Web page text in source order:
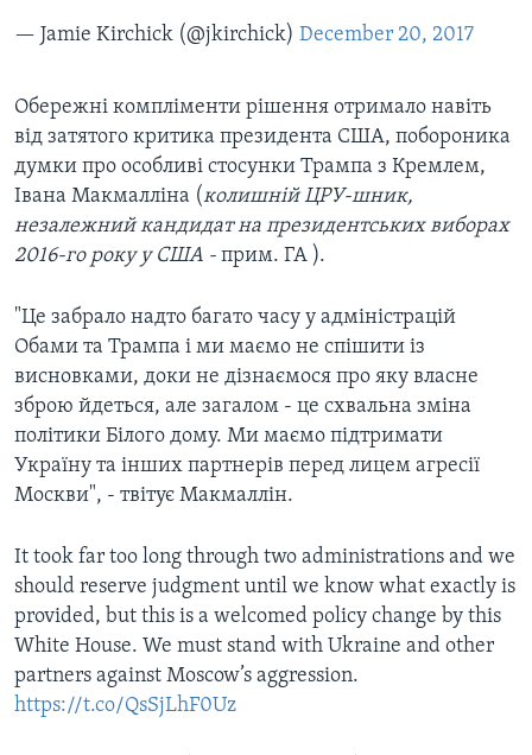
— Jamie Kirchick (@jkirchick) December 20, 2017
Обережні компліменти рішення отримало навіть
від затятого критика президента США, побороника
думки про особливі стосунки Трампа з Кремлем,
Івана Макмалліна (колишній ЦРУ-шник,
незалежний кандидат на президентських виборах
2016-го року у США - прим. ГА ).
"Це забрало надто багато часу у адміністрацій
Обами та Трампа і ми маємо не спішити із
висновками, доки не дізнаємося про яку власне
зброю йдеться, але загалом - це схвальна зміна
політики Білого дому. Ми маємо підтримати
Україну та інших партнерів перед лицем агресії
Москви", - твітує Макмаллін.
It took far too long through two administrations and we
should reserve judgment until we know what exactly is
provided, but this is a welcomed policy change by this
White House. We must stand with Ukraine and other
partners against Moscow’s aggression.
https://t.co/QsSjLhF0Uz